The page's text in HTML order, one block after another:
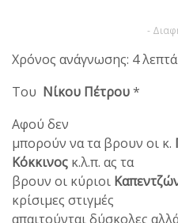
-
Χρόνος ανάγνωσης: 4 λεπτά
Του Νίκου Πέτρου*
Αφού δεν
μπορούν να τα βρουν οι κ.
Κόκκινος κ.λ.π. ας τα
βρουν οι κύριοι
κρίσιμες στιγμές
απαιτούνται δύσκολες